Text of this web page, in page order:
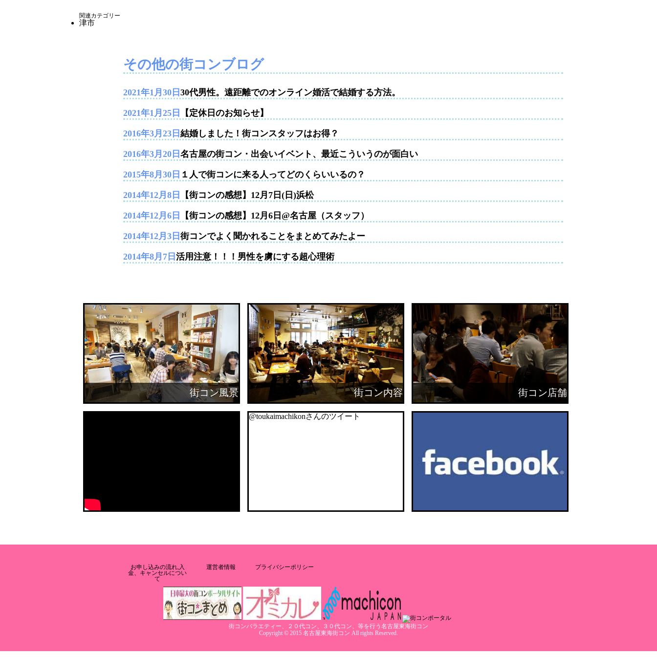
関連カテゴリー
津市
その他の街コンブログ
2021年1月30日 30代男性。遠距離でのオンライン婚活で結婚する方法。
2021年1月25日 【定休日のお知らせ】
2016年3月23日 結婚しました！街コンスタッフはお得？
2016年3月20日 名古屋の街コン・出会いイベント、最近こういうのが面白い
2015年8月30日 １人で街コンに来る人ってどのくらいいるの？
2014年12月8日 【街コンの感想】12月7日(日)浜松
2014年12月6日 【街コンの感想】12月6日@名古屋（スタッフ）
2014年12月3日 街コンでよく聞かれることをまとめてみたよー
2014年8月7日 活用注意！！！男性を虜にする超心理術
街コン風景 街コン内容 街コン店舗
@toukaimachikonさんのツイート
お申し込みの流れ,入
金、キャンセルについ
て
運営者情報 プライバシーポリシー
街コンバラエティー、２０代コン、３０代コン、等を行う名古屋東海街コン
Copyright © 2015 名古屋東海街コン All rights Reserved.